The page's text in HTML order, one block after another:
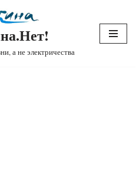
а не электричества